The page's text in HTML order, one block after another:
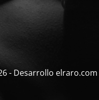
- Desarrollo elraro.com